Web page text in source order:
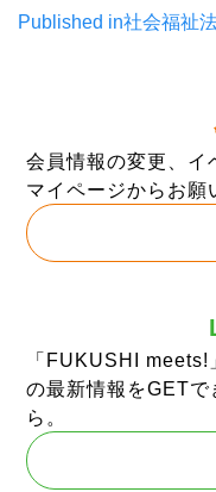
投
ビ
ゲ
ー
ン
Published in社会福祉
会員情報の変更、イ
マイページからお願
「FUKUSHI
の最新情報をGET
ら。